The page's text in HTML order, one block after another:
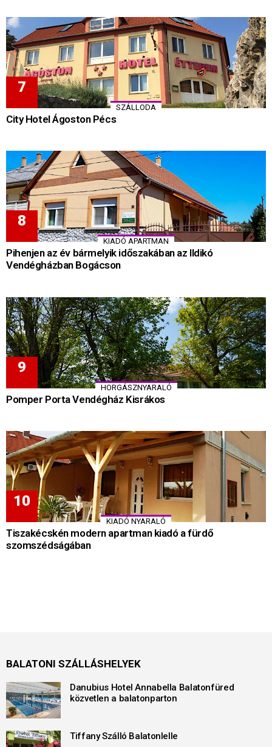
SZÁLLODA
City Hotel Ágoston Pécs
KIADÓ APARTMAN
Pihenjen az év bármelyik időszakában az Ildikó
Vendégházban Bogácson
HORGÁSZNYARALÓ
Pomper Porta Vendégház Kisrákos
KIADÓ NYARALÓ
Tiszakécskén modern apartman kiadó a fürdő
szomszédságában
BALATONI SZÁLLÁSHELYEK
Danubius Hotel Annabella Balatonfüred
közvetlen a balatonparton
Tiffany Szálló Balatonlelle